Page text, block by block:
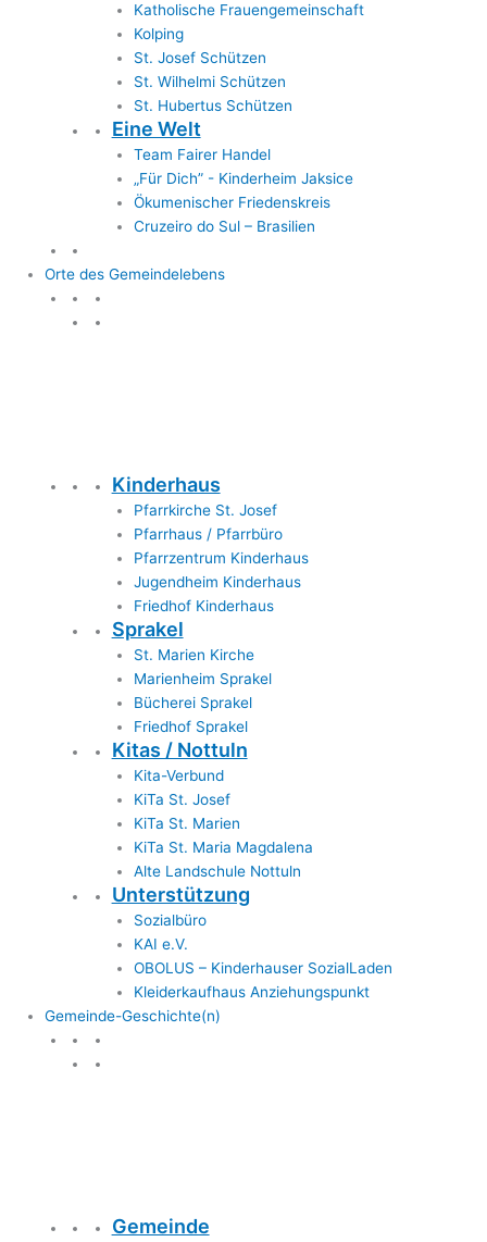
Katholische Frauengemeinschaft
Kolping
St. Josef Schützen
St. Wilhelmi Schützen
St. Hubertus Schützen
Eine Welt
Team Fairer Handel
„Für Dich” - Kinderheim Jaksice
Ökumenischer Friedenskreis
Cruzeiro do Sul – Brasilien
Orte des Gemeindelebens
Kinderhaus
Pfarrkirche St. Josef
Pfarrhaus / Pfarrbüro
Pfarrzentrum Kinderhaus
Jugendheim Kinderhaus
Friedhof Kinderhaus
Sprakel
St. Marien Kirche
Marienheim Sprakel
Bücherei Sprakel
Friedhof Sprakel
Kitas / Nottuln
Kita-Verbund
KiTa St. Josef
KiTa St. Marien
KiTa St. Maria Magdalena
Alte Landschule Nottuln
Unterstützung
Sozialbüro
KAI e.V.
OBOLUS – Kinderhauser SozialLaden
Kleiderkaufhaus Anziehungspunkt
Gemeinde-Geschichte(n)
Gemeinde